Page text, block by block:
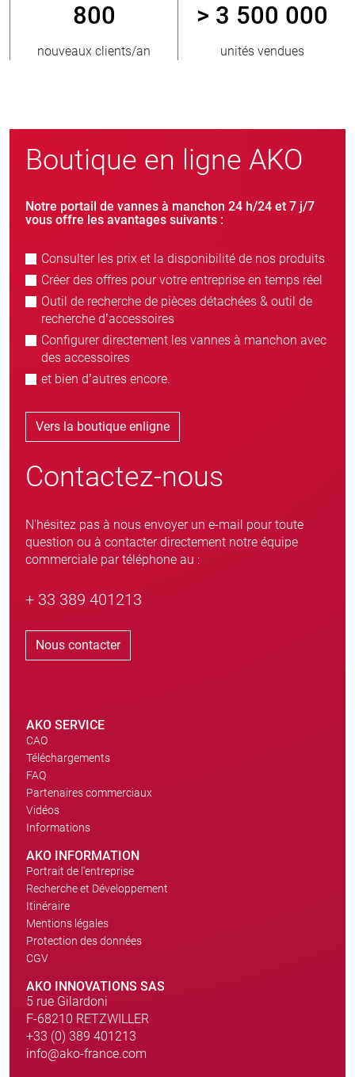
800
nouveaux clients/an
> 3 500 000
unités vendues
Boutique en ligne AKO
Notre portail de vannes à manchon 24 h/24 et 7 j/7
vous offre les avantages suivants :
Consulter les prix et la disponibilité de nos produits
Créer des offres pour votre entreprise en temps réel
Outil de recherche de pièces détachées & outil de
recherche d’accessoires
Configurer directement les vannes à manchon avec
des accessoires
et bien d’autres encore.
Vers la boutique enligne
Contactez-nous
N'hésitez pas à nous envoyer un e-mail pour toute
question ou à contacter directement notre équipe
commerciale par téléphone au :
+ 33 389 401213
Nous contacter
AKO SERVICE
CAO
Téléchargements
FAQ
Partenaires commerciaux
Vidéos
Informations
AKO INFORMATION
Portrait de l'entreprise
Recherche et Développement
Itinéraire
Mentions légales
Protection des données
CGV
AKO INNOVATIONS SAS
5 rue Gilardoni
F-68210 RETZWILLER
+33 (0) 389 401213
info@ako-france.com